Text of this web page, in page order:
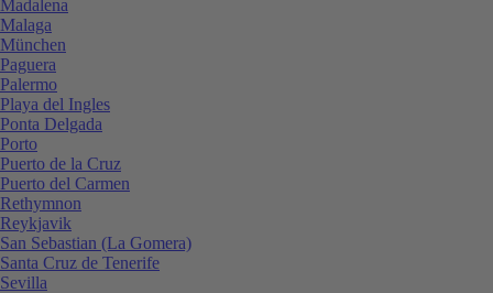
Madalena
Malaga
München
Paguera
Palermo
Playa del Ingles
Ponta Delgada
Porto
Puerto de la Cruz
Puerto del Carmen
Rethymnon
Reykjavik
San Sebastian (La Gomera)
Santa Cruz de Tenerife
Sevilla